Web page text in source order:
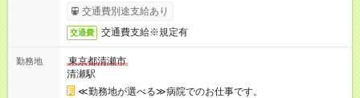
了次第のお支払いとなります。
交通費別途支給あり
交通費 交通費支給※規定有
勤務地
東京都清瀬市
清瀬駅
≪勤務地が選べる≫病院でのお仕事です。